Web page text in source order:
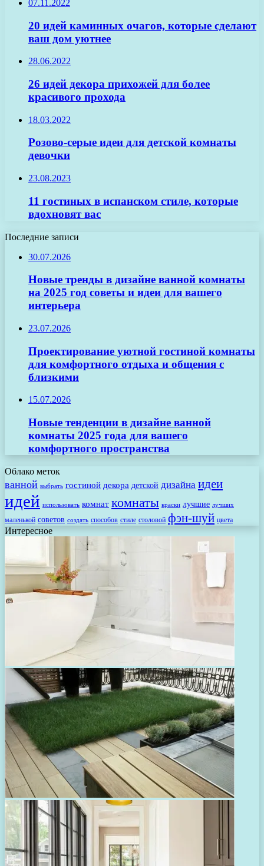
07.11.2022
20 идей каминных очагов, которые сделают
ваш дом уютнее
28.06.2022
26 идей декора прихожей для более
красивого прохода
18.03.2022
Розово-серые идеи для детской комнаты
девочки
23.08.2023
11 гостиных в испанском стиле, которые
вдохновят вас
Последние записи
30.07.2026
Новые тренды в дизайне ванной комнаты
на 2025 год советы и идеи для вашего
интерьера
23.07.2026
Проектирование уютной гостиной комнаты
для комфортного отдыха и общения с
близкими
15.07.2026
Новые тенденции в дизайне ванной
комнаты 2025 года для вашего
комфортного пространства
Облако меток
ванной выбрать гостиной декора детской дизайна идеи
идей использовать комнат комнаты краски лучшие лучших
маленькой советов создать способов стиле столовой фэн-шуй цвета
Интересное